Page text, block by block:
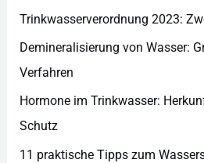
Trinkwasserverordnung 2023:
Demineralisierung von Wasser:
Verfahren
Hormone im Trinkwasser:
Schutz
11 praktische Tipps zum
n